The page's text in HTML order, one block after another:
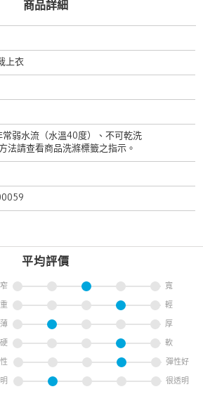
商品詳細
上衣
弱水流（水溫40度）、不可乾洗
法請查看商品洗滌標籤之指示。
平均評價
窄 寬
重 輕
薄 厚
硬 軟
彈性好
很透明